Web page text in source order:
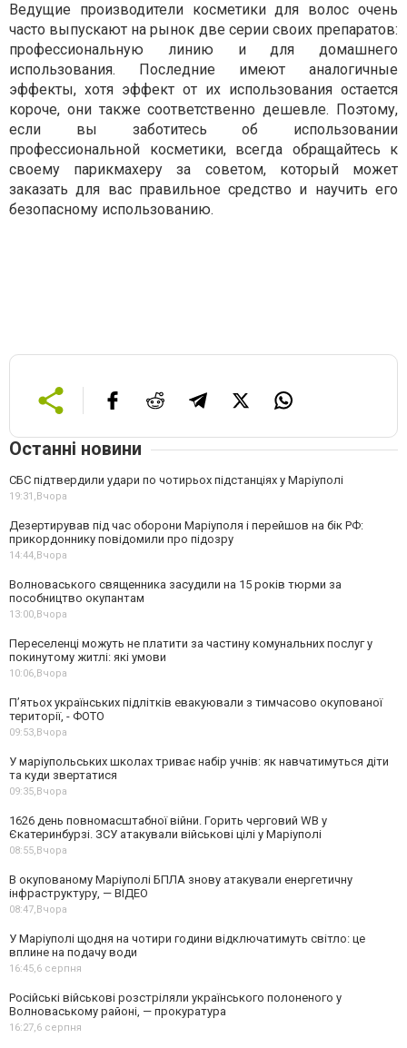
Ведущие производители косметики для волос очень
часто выпускают на рынок две серии своих препаратов:
профессиональную линию и для домашнего
использования. Последние имеют аналогичные
эффекты, хотя эффект от их использования остается
короче, они также соответственно дешевле. Поэтому,
если вы заботитесь об использовании
профессиональной косметики, всегда обращайтесь к
своему парикмахеру за советом, который может
заказать для вас правильное средство и научить его
безопасному использованию.
Останні новини
СБС підтвердили удари по чотирьох підстанціях у Маріуполі
19:31,Вчора
Дезертирував під час оборони Маріуполя і перейшов на бік РФ:
прикордоннику повідомили про підозру
14:44,Вчора
Волноваського священника засудили на 15 років тюрми за
пособництво окупантам
13:00,Вчора
Переселенці можуть не платити за частину комунальних послуг у
покинутому житлі: які умови
10:06,Вчора
П’ятьох українських підлітків евакуювали з тимчасово окупованої
території, - ФОТО
09:53,Вчора
У маріупольських школах триває набір учнів: як навчатимуться діти
та куди звертатися
09:35,Вчора
1626 день повномасштабної війни. Горить черговий WB у
Єкатеринбурзі. ЗСУ атакували військові цілі у Маріуполі
08:55,Вчора
В окупованому Маріуполі БПЛА знову атакували енергетичну
інфраструктуру, — ВІДЕО
08:47,Вчора
У Маріуполі щодня на чотири години відключатимуть світло: це
вплине на подачу води
16:45,6 серпня
Російські військові розстріляли українського полоненого у
Волноваському районі, — прокуратура
16:27,6 серпня